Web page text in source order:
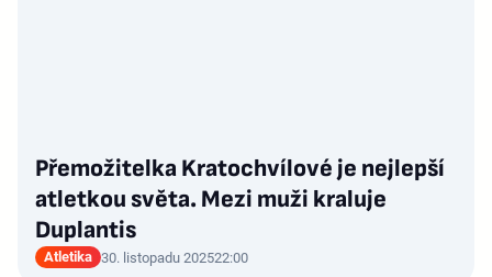
Přemožitelka Kratochvílové je nejlepší
atletkou světa. Mezi muži kraluje
Duplantis
Atletika 30. listopadu 202522:00